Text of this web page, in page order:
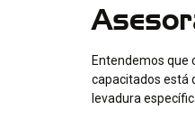
Entendemos que
capacitados está
levadura